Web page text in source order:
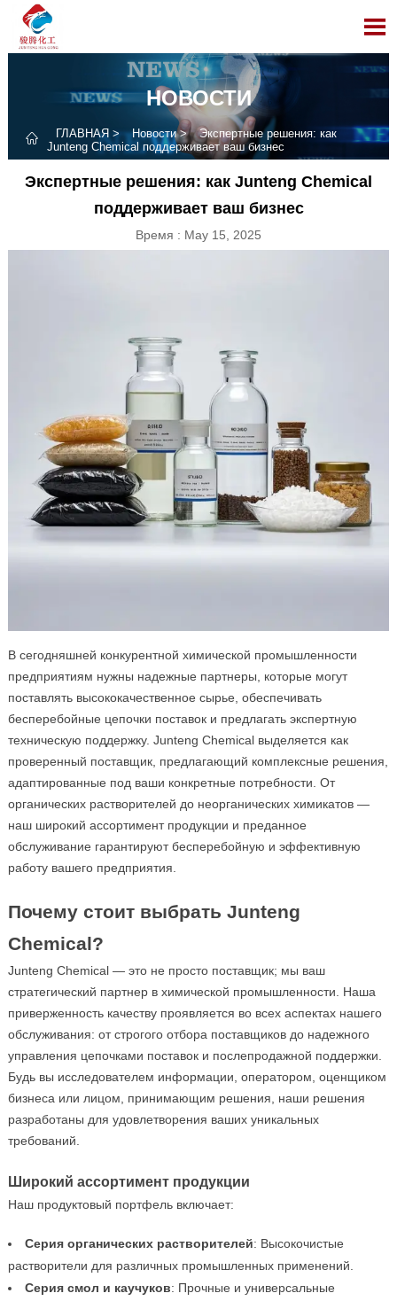

НОВОСТИ
 ГЛАВНАЯ> Новости>
Экспертные решения: как
Junteng Chemical поддерживает ваш бизнес
Экспертные решения: как Junteng Chemical
поддерживает ваш бизнес
Время : May 15, 2025
В сегодняшней конкурентной химической промышленности
предприятиям нужны надежные партнеры, которые могут
поставлять высококачественное сырье, обеспечивать
бесперебойные цепочки поставок и предлагать экспертную
техническую поддержку. Junteng Chemical выделяется как
проверенный поставщик, предлагающий комплексные решения,
адаптированные под ваши конкретные потребности. От
органических растворителей до неорганических химикатов —
наш широкий ассортимент продукции и преданное
обслуживание гарантируют бесперебойную и эффективную
работу вашего предприятия.
Почему стоит выбрать Junteng
Chemical?
Junteng Chemical — это не просто поставщик; мы ваш
стратегический партнер в химической промышленности. Наша
приверженность качеству проявляется во всех аспектах нашего
обслуживания: от строгого отбора поставщиков до надежного
управления цепочками поставок и послепродажной поддержки.
Будь вы исследователем информации, оператором, оценщиком
бизнеса или лицом, принимающим решения, наши решения
разработаны для удовлетворения ваших уникальных
требований.
Широкий ассортимент продукции
Наш продуктовый портфель включает:
Серия органических растворителей: Высокочистые
растворители для различных промышленных применений.
Серия смол и каучуков: Прочные и универсальные